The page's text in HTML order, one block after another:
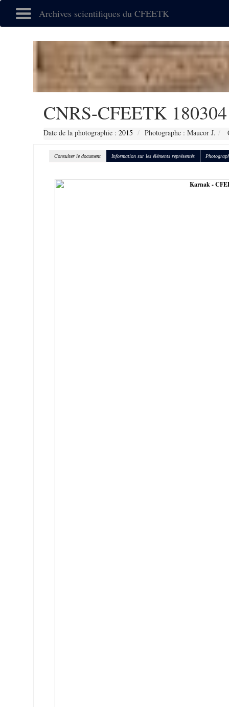
Archives scientifiques du CFEETK
CNRS-CFEETK 180304
Date de la photographie : 2015 Photographe : Maucor J.
Consulter le document Information sur les éléments représentés